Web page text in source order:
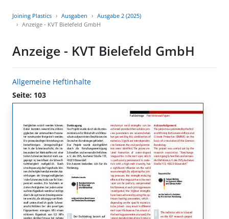
Joining Plastics Ausgaben
Ausgabe 2 (2025)
Anzeige - KVT Bielefeld GmbH
Anzeige - KVT Bielefeld GmbH
Allgemeine Heftinhalte
Seite: 103